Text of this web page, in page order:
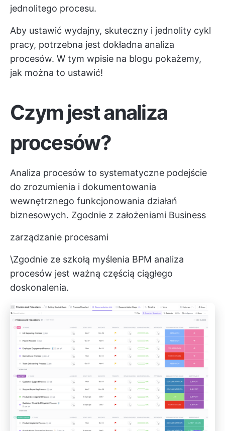
jednolitego procesu.
Aby ustawić wydajny, skuteczny i jednolity cykl
pracy, potrzebna jest dokładna analiza
procesów. W tym wpisie na blogu pokażemy,
jak można to ustawić!
Czym jest analiza
procesów?
Analiza procesów to systematyczne podejście
do zrozumienia i dokumentowania
wewnętrznego funkcjonowania działań
biznesowych. Zgodnie z założeniami Business
zarządzanie procesami
\Zgodnie ze szkołą myślenia BPM analiza
procesów jest ważną częścią ciągłego
doskonalenia.